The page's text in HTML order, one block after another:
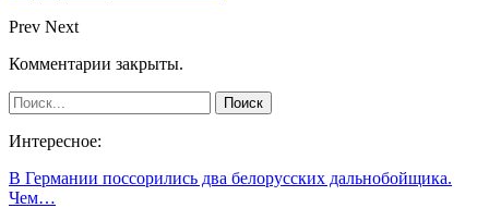
Prev Next
Комментарии закрыты.
Интересное:
В Германии поссорились два белорусских дальнобойщика.
Чем…